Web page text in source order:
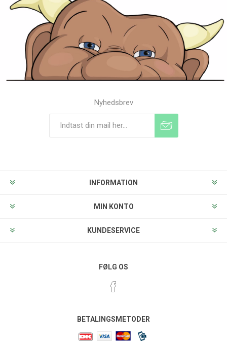
Nyhedsbrev
INFORMATION
MIN KONTO
KUNDESERVICE
FØLG OS
BETALINGSMETODER